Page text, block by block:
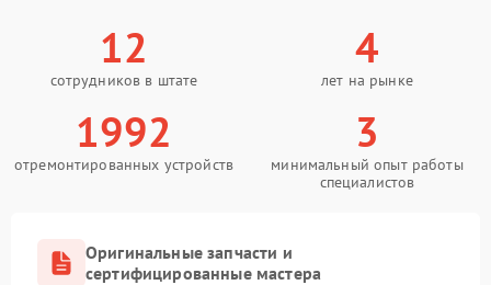
12
сотрудников в штате
4
лет на рынке
1992
отремонтированных устройств
3
минимальный опыт работы
специалистов
Оригинальные запчасти и
сертифицированные мастера